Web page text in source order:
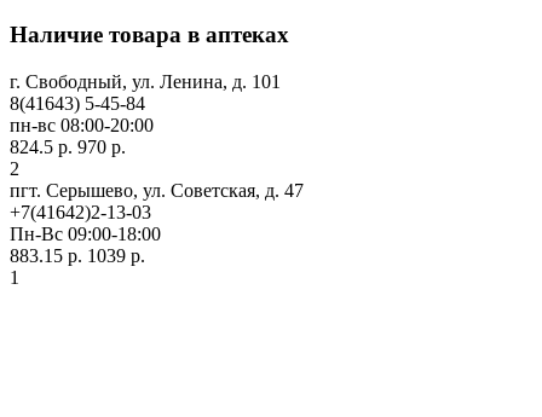
Наличие товара в аптеках
г. Свободный, ул. Ленина, д. 101
8(41643) 5-45-84
пн-вс 08:00-20:00
824.5 р. 970 р.
2
пгт. Серышево, ул. Советская, д. 47
+7(41642)2-13-03
Пн-Вс 09:00-18:00
883.15 р. 1039 р.
1